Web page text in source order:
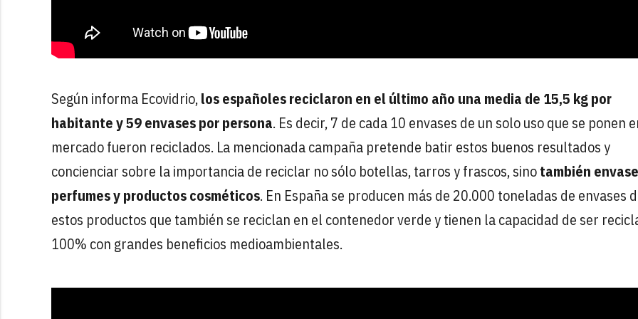
Según informa Ecovidrio,los españoles reciclaron en el último año una media de 15,5 kg por
habitante y 59 envases por persona. Es decir, 7 de cada 10 envases de un solo uso que se ponen
mercado fueron reciclados. La mencionada campaña pretende batir estos buenos resultados y
concienciar sobre la importancia de reciclar no sólo botellas, tarros y frascos, sinotambién
perfumes y productos cosméticos. En España se producen más de 20.000 toneladas de envases
estos productos que también se reciclan en el contenedor verde y tienen la capacidad de ser
100% con grandes beneficios medioambientales.